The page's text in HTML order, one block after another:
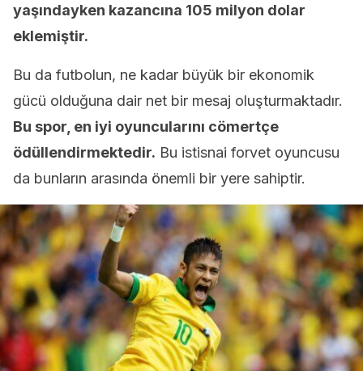
yaşındayken kazancına 105 milyon dolar
eklemiştir.
Bu da futbolun, ne kadar büyük bir ekonomik
gücü olduğuna dair net bir mesaj oluşturmaktadır.
Bu spor, en iyi oyuncularını cömertçe
ödüllendirmektedir. Bu istisnai forvet oyuncusu
da bunların arasında önemli bir yere sahiptir.